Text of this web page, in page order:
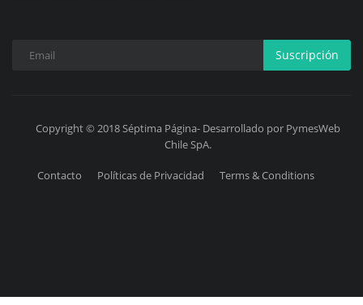
Suscripción
Copyright © 2018 Séptima Página- Desarrollado por PymesWeb
Chile SpA.
Contacto Políticas de Privacidad Terms & Conditions